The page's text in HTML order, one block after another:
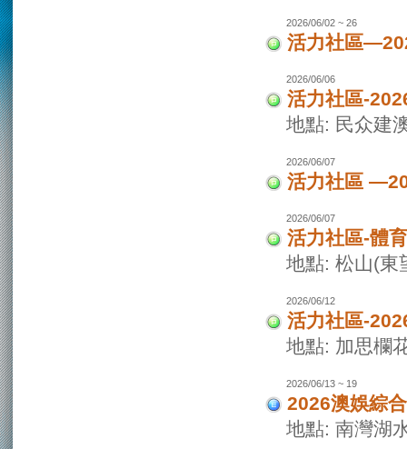
2026/06/02 ~ 26
活力社區
2026/06/06
活力社區-
地點: 民众建
2026/06/07
活力社區
2026/06/07
活力社區-體
地點: 松山(東
2026/06/12
活力社區-
地點: 加思欄
2026/06/13 ~ 19
2026澳娛綜
地點: 南灣湖